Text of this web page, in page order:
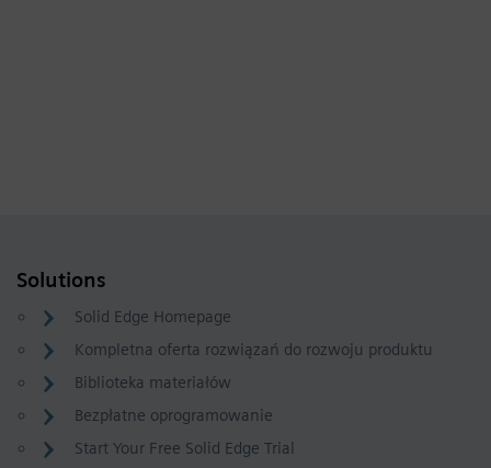
Solutions
Solid Edge Homepage
Kompletna oferta rozwiązań do rozwoju produktu
Biblioteka materiałów
Bezpłatne oprogramowanie
Start Your Free Solid Edge Trial